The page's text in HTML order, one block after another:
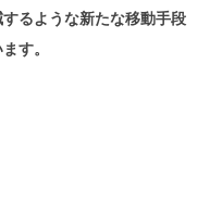
るような新たな移動手段
す。